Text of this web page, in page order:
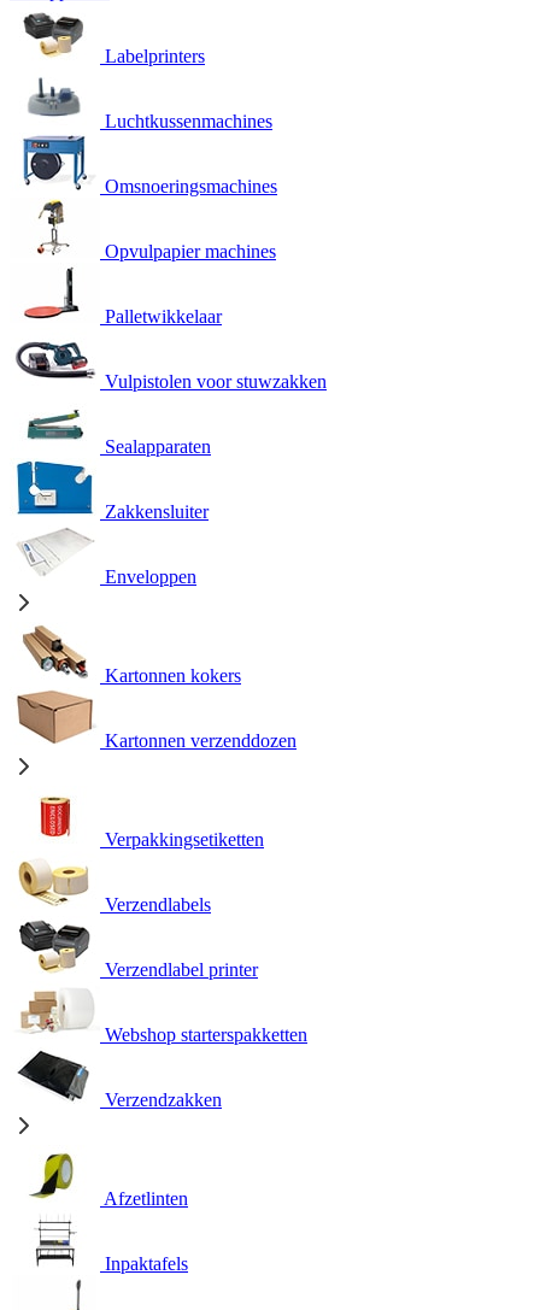
Labelprinters
Luchtkussenmachines
Omsnoeringsmachines
Opvulpapier machines
Palletwikkelaar
Vulpistolen voor stuwzakken
Sealapparaten
Zakkensluiter
Enveloppen
Kartonnen kokers
Kartonnen verzenddozen
Verpakkingsetiketten
Verzendlabels
Verzendlabel printer
Webshop starterspakketten
Verzendzakken
Afzetlinten
Inpaktafels